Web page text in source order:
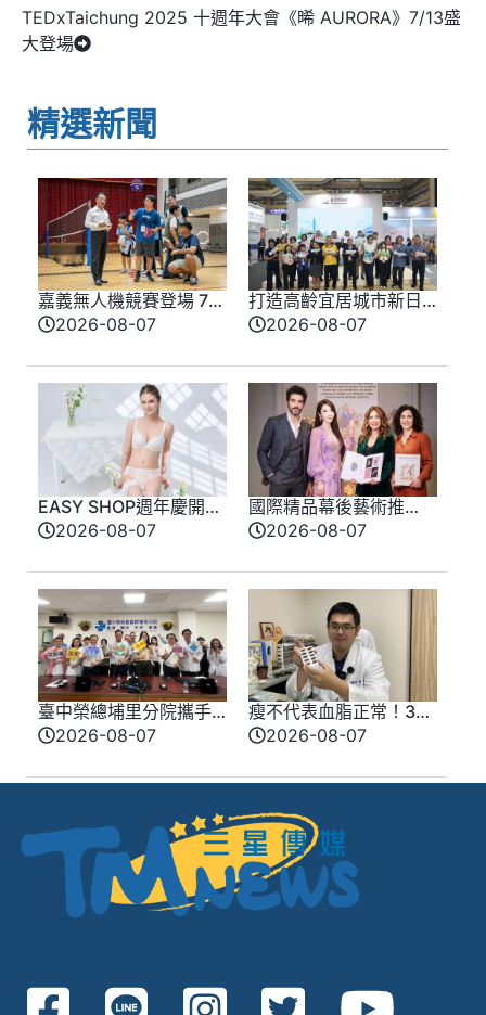
TEDxTaichung 2025 十週年大會《晞 AURORA》7/13盛
大登場
精選新聞
嘉義無人機競賽登場 73
隊挑戰穿越賽與無人機
2026-08-07
打造高齡宜居城市新日
常 臺北館亮相高齡健
2026-08-07
EASY SHOP週年慶開
跑！全新「戀戀星光」
轉身即是焦點
2026-08-07
國際精品幕後藝術推
手 法朵艾絲琳打造千
2026-08-07
臺中榮總埔里分院攜手
檢方 深化醫事倫理教育
2026-08-07
瘦不代表血脂正常！30
多歲男三酸甘油脂飆破
2026-08-07